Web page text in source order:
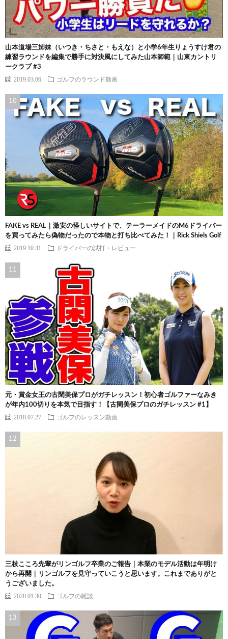
山本道場三姉妹（いつき・ちさと・もえな）と小学6年生りょうすけ君の
練習ラウンドを編集で勝手に対決風にしてみた山本師範｜山東カントリ
ークラブ #3
2019.03.06 ゴルフのラウンド動画
FAKE vs REAL｜激安の怪しいサイトで、テーラーメイドのM6ドライバー
を買ってみたら偽物だったので本物と打ち比べてみた！｜Rick Shiels Golf
2019.10.31 ドライバーの試打・レビュー
元・賞金女王の古閑美保プロがガチレッスン！初心者ゴルファーなみき
が年内100切りを本気で目指す！【古閑美保プロのガチレッスン #1】
2018.07.27 ゴルフのレッスン動画
三枝こころ先輩がリンゴルフ卒業のご報告｜本業のモデル活動は年明け
から再開｜リンゴルフを見守っていこうと思います。これまでありがと
うございました。
2020.01.30 ゴルフの雑談